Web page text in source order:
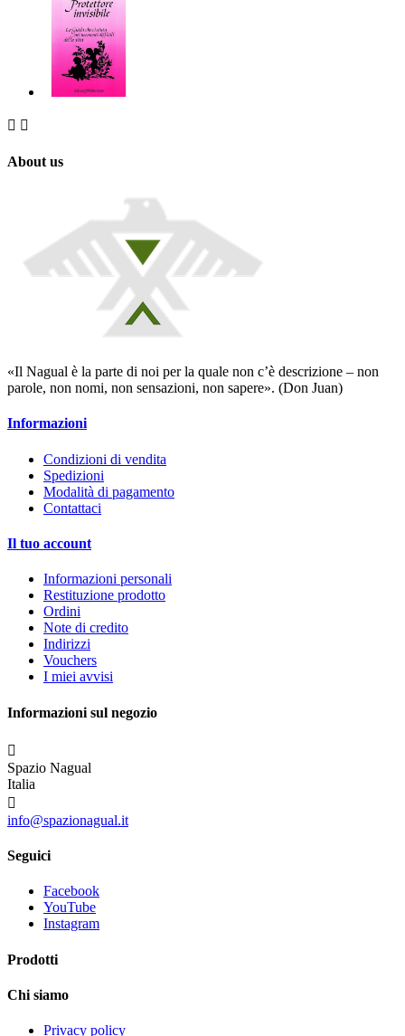
 
About us
«Il Nagual è la parte di noi per la quale non c’è descrizione – non
parole, non nomi, non sensazioni, non sapere». (Don Juan)
Informazioni
Condizioni di vendita
Spedizioni
Modalità di pagamento
Contattaci
Il tuo account
Informazioni personali
Restituzione prodotto
Ordini
Note di credito
Indirizzi
Vouchers
I miei avvisi
Informazioni sul negozio

Spazio Nagual
Italia

info@spazionagual.it
Seguici
Facebook
YouTube
Instagram
Prodotti
Chi siamo
Privacy policy